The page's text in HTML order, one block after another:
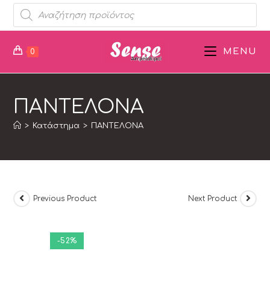
0 MENU
ΠΑΝΤΕΛΟΝΑ
> Κατάστημα > ΠΑΝΤΕΛΟΝΑ
-52%
Previous Product Next Product